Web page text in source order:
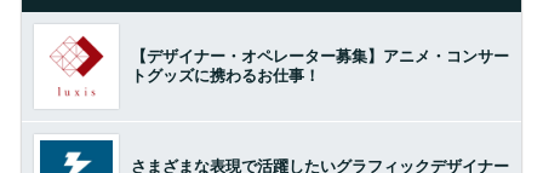
【デザイナー・オペレーター募集】アニメ・コンサー
トグッズに携わるお仕事！
さまざまな表現で活躍したいグラフィックデザイナー